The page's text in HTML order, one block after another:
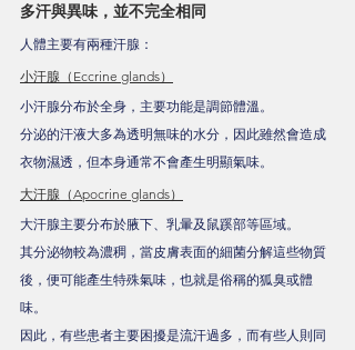
多汗與異味，並不完全相同
人體主要有兩種汗腺：
小汗腺（Eccrine glands）
小汗腺分布於全身，主要功能是調節體溫。
分泌的汗液大多為透明無味的水分，因此雖然會造成
衣物濕透，但本身通常不會產生明顯氣味。
大汗腺（Apocrine glands）
大汗腺主要分布於腋下、乳暈及鼠蹊部等區域。
其分泌物較為濃稠，當皮膚表面的細菌分解這些物質
後，便可能產生特殊氣味，也就是俗稱的狐臭或體
味。
因此，有些患者主要困擾是流汗過多，而有些人則同